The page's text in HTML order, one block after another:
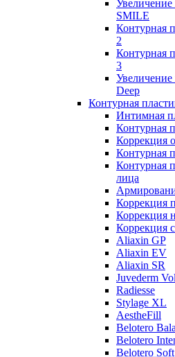
SMILE
Контурная
2
Контурная
3
Увеличение
Deep
Контурная
Интимная
Контурная
Коррекция
Контурная
Контурная
лица
Коррекция
Коррекция
Коррекция
Aliaxin GP
Aliaxin EV
Aliaxin SR
Juvederm
Radiesse
Stylage XL
AestheFill
Belotero
Belotero
Belotero Soft